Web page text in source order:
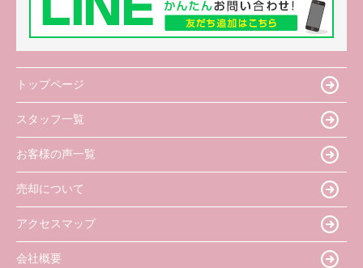
トップページ
スタッフ一覧
お客様の声一覧
売却について
アクセスマップ
会社概要